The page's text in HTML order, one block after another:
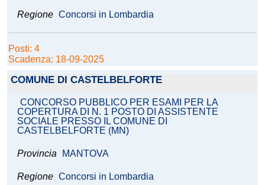
Regione Concorsi in Lombardia
Posti: 4
Scadenza: 18-09-2025
COMUNE DI CASTELBELFORTE
CONCORSO PUBBLICO PER ESAMI PER LA
COPERTURA DI N. 1 POSTO DI ASSISTENTE
SOCIALE PRESSO IL COMUNE DI
CASTELBELFORTE (MN)
Provincia MANTOVA
Regione Concorsi in Lombardia